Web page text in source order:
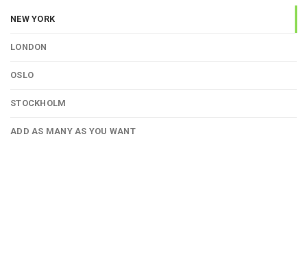
NEW YORK
LONDON
OSLO
STOCKHOLM
ADD AS MANY AS YOU WANT